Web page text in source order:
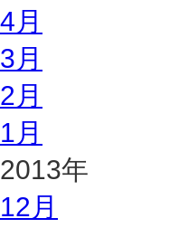
4月
3月
2月
1月
2013年
12月